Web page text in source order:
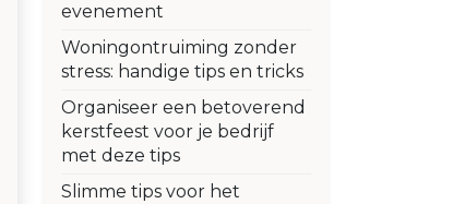
evenement
Woningontruiming zonder
stress: handige tips en tricks
Organiseer een betoverend
kerstfeest voor je bedrijf
met deze tips
Slimme tips voor het